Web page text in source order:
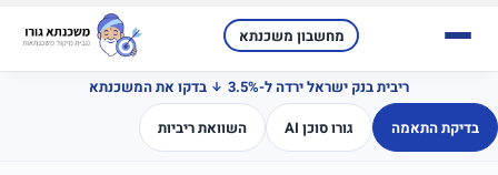
מחשבון משכנתא
ריבית בנק ישראל ירדה ל-3.5%
בדקו את המשכנתא
בדיקת התאמה
גורו סוכן AI השוואת ריביות